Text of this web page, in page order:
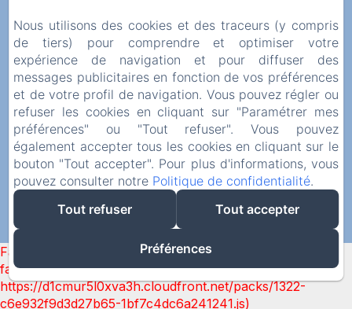
Manoir de Ranléon
Manoir de Ranléon, Jugon Les Lacs, 22270,
France
patrice22130@gmail.com
+337 69 60 79 80
Créé par Amenitiz
Failed to load BookingEngine/index: Loading chunk 1322
failed. (missing:
https://d1cmur5l0xva3h.cloudfront.net/packs/1322-
c6e932f9d3d27b65-1bf7c4dc6a241241.js)
Nous utilisons des cookies et des traceurs (y compris
de tiers) pour comprendre et optimiser votre
expérience de navigation et pour diffuser des
messages publicitaires en fonction de vos préférences
et de votre profil de navigation. Vous pouvez régler ou
refuser les cookies en cliquant sur "Paramétrer mes
préférences" ou "Tout refuser". Vous pouvez
également accepter tous les cookies en cliquant sur le
bouton "Tout accepter". Pour plus d'informations, vous
pouvez consulter notre Politique de confidentialité.
Tout refuser
Tout accepter
Préférences